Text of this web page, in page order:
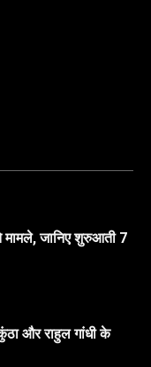
जानिए शुरुआती 7
और राहुल गांधी के